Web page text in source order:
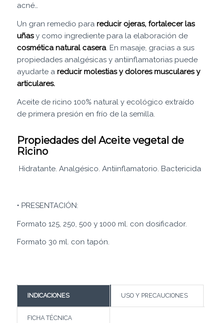
acné…
Un gran remedio para reducir ojeras, fortalecer las
uñasy como ingrediente para la elaboración de
cosmética natural casera. En masaje, gracias a sus
propiedades analgésicas y antiinflamatorias puede
ayudarte a reducir molestias y dolores musculares y
articulares.
Aceite de ricino 100% natural y ecológico extraído
de primera presión en frío de la semilla.
Propiedades del Aceite vegetal de
Ricino
Hidratante. Analgésico. Antiinflamatorio. Bactericida
• PRESENTACIÓN:
Formato 125, 250, 500 y 1000 ml. con dosificador.
Formato 30 ml. con tapón.
INDICACIONES USO Y PRECAUCIONES
FICHA TÉCNICA